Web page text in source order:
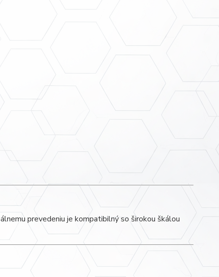
prevedeniu je kompatibilný so širokou škálou